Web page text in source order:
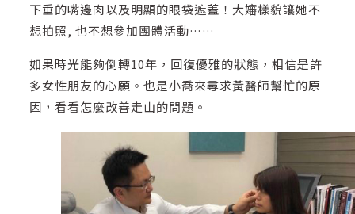
下垂的嘴邊肉以及明顯的眼袋遮蓋！大嬸樣貌讓她不
想拍照, 也不想參加團體活動……
如果時光能夠倒轉10年，回復優雅的狀態，相信是許
多女性朋友的心願。也是小喬來尋求黃醫師幫忙的原
因，看看怎麼改善走山的問題。